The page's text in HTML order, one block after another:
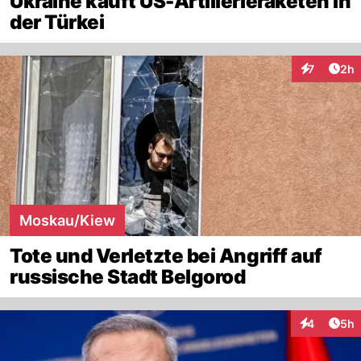
der Türkei
7 2h
Moskau/Kiew
Tote und Verletzte bei Angriff auf
russische Stadt Belgorod
4 5h